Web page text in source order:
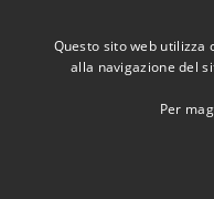
Questo sito web
alla navigazione del
Per